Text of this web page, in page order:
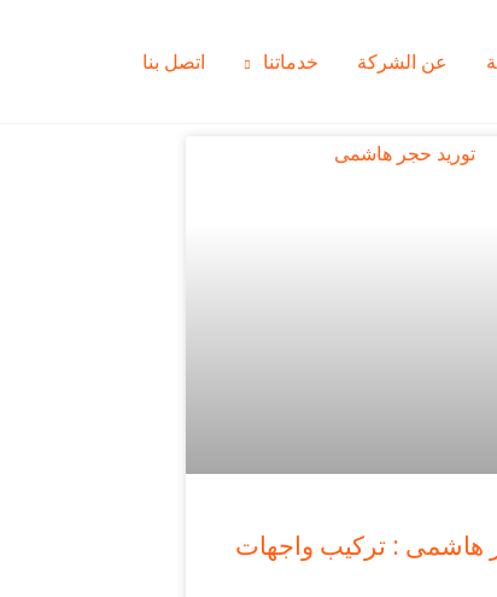
عن الشركة خدماتنا اتصل بنا
هاشمى : تركيب واجهات